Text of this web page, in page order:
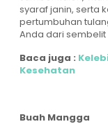
syaraf janin, serta
pertumbuhan
Anda dari
Baca juga :
Kesehatan
Buah Mangga